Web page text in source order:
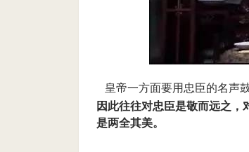
皇帝一方面要用忠臣的名声
因此往往对忠臣是敬而远之
是两全其美。